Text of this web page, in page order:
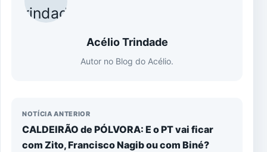
Acélio Trindade
Autor no Blog do Acélio.
NOTÍCIA ANTERIOR
CALDEIRÃO de PÓLVORA: E o PT vai ficar
com Zito, Francisco Nagib ou com Biné?